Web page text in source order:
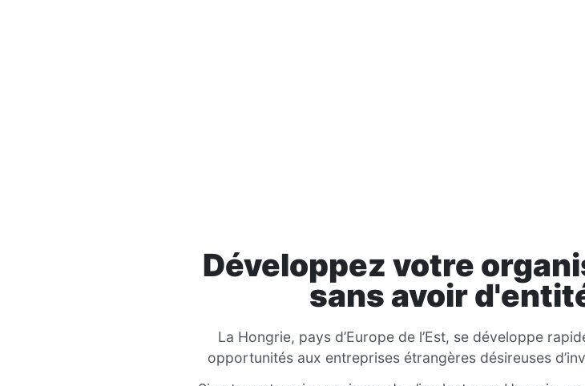
Développez votre
sans avoir
La Hongrie, pays d’Europe de l’Est, se développe
opportunités aux entreprises étrangères désireuses